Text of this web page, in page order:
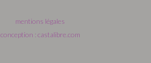
mentions légales
conception : castalibre.com